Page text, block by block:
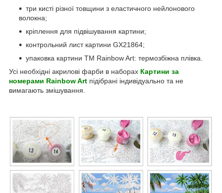
три кисті різної товщини з еластичного нейлонового
волокна;
кріплення для підвішування картини;
контрольний лист картини GX21864;
упаковка картини ТМ Rainbow Art: термозбіжна плівка.
Усі необхідні акрилові фарби в наборах Картини за
номерами Rainbow Art підібрані індивідуально та не
вимагають змішування.